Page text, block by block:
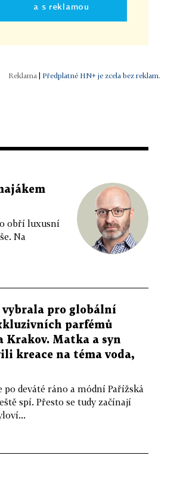
a s reklamou
Předplatné HN+ je zcela bez reklam.
obří luxusní
Na
vybrala pro globální
parfémů
Krakov. Matka a syn
kreace na téma voda,
po deváté ráno a módní Pařížská
spí. Přesto se tudy začínají